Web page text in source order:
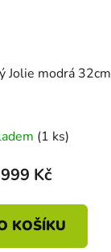
Jolie modrá 32cm
(1 ks)
999 Kč
KOŠÍKU